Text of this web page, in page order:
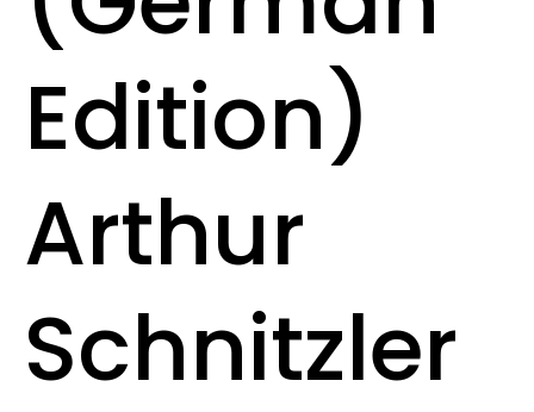
Edition)
Arthur
Schnitzler